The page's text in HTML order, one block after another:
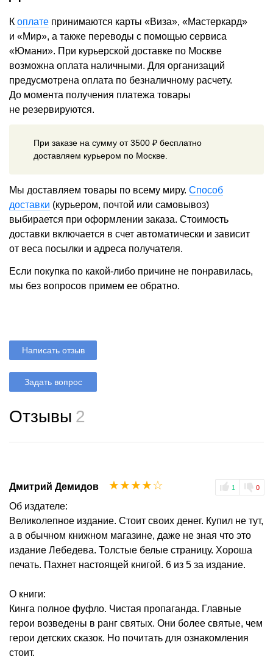
К оплате принимаются карты «Виза», «Мастеркард»
и «Мир», а также переводы с помощью сервиса
«Юмани». При курьерской доставке по Москве
возможна оплата наличными. Для организаций
предусмотрена оплата по безналичному расчету.
До момента получения платежа товары
не резервируются.
При заказе на сумму от 3500 ₽ бесплатно
доставляем курьером по Москве.
Мы доставляем товары по всему миру. Способ
доставки (курьером, почтой или самовывоз)
выбирается при оформлении заказа. Стоимость
доставки включается в счет автоматически и зависит
от веса посылки и адреса получателя.
Если покупка по какой-либо причине не понравилась,
мы без вопросов примем ее обратно.
Написать отзыв
Задать вопрос
Отзывы 2
Дмитрий Демидов 1 0
☆
☆
☆
☆
☆
Об издателе:
Великолепное издание. Стоит своих денег. Купил не тут,
а в обычном книжном магазине, даже не зная что это
издание Лебедева. Толстые белые страницу. Хороша
печать. Пахнет настоящей книгой. 6 из 5 за издание.
О книги:
Кинга полное фуфло. Чистая пропаганда. Главные
герои возведены в ранг святых. Они более святые, чем
герои детских сказок. Но почитать для ознакомления
стоит.